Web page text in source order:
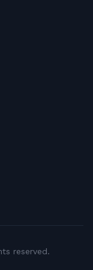
reserved.